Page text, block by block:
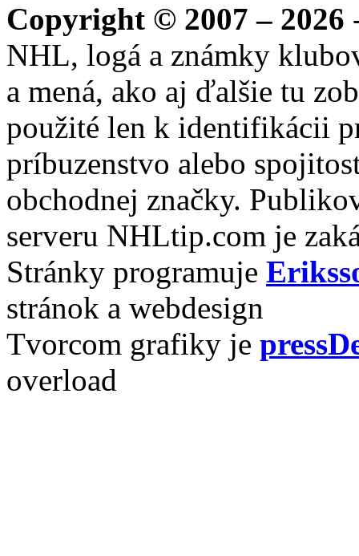
Copyright © 2007 – 2026
NHL, logá a známky
a mená, ako aj ďalšie tu
použité len k identifikácii
príbuzenstvo alebo
obchodnej značky.
serveru NHLtip.com je
Stránky programuje
stránok a webdesign
Tvorcom grafiky je
overload